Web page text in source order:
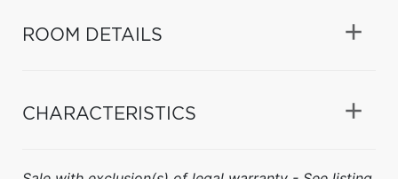
ROOM DETAILS
CHARACTERISTICS